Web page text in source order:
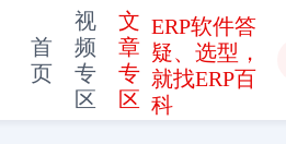
首
页
视
频
专
区
文
章
专
区
ERP软件答
疑、选型，
就找ERP百
科